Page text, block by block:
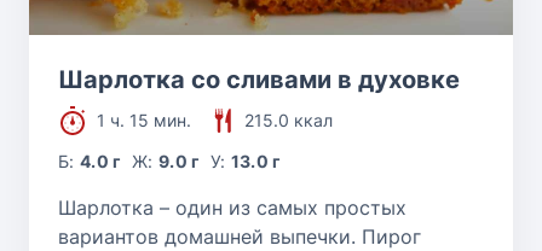
Шарлотка со сливами в духовке
1 ч. 15 мин.
215.0 ккал
Б:4.0 г Ж: 9.0 г У: 13.0 г
Шарлотка – один из самых простых
вариантов домашней выпечки. Пирог